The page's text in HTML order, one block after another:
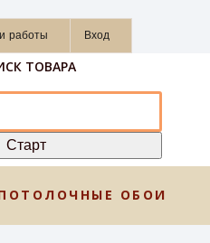
работы Вход
ТОВАРА
ОБОИ